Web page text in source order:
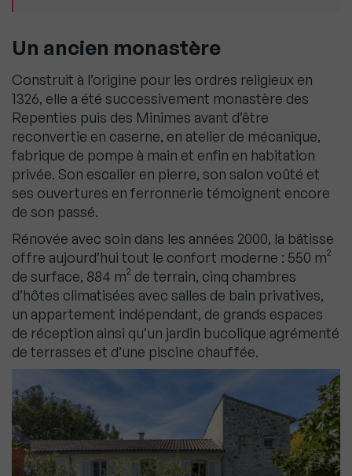
Un ancien monastère
Construit à l’origine pour les ordres religieux en
1326, elle a été successivement monastère des
Repenties puis des Minimes avant d’être
reconvertie en caserne, en atelier de mécanique,
fabrique de pompe à main et enfin en habitation
privée. Son escalier en pierre, son salon voûté et
ses ouvertures en ferronnerie témoignent encore
de son passé.
Rénovée avec soin dans les années 2000, la bâtisse
offre aujourd’hui tout le confort moderne : 550 m²
de surface, 884 m² de terrain, cinq chambres
d’hôtes climatisées avec salles de bain privatives,
un appartement indépendant, de grands espaces
de réception ainsi qu’un jardin bucolique agrémenté
de terrasses et d’une piscine chauffée.